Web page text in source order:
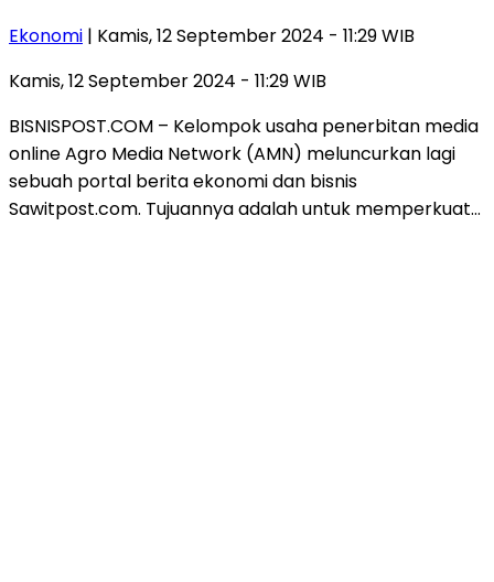
Ekonomi | Kamis, 12 September 2024 - 11:29 WIB
Kamis, 12 September 2024 - 11:29 WIB
BISNISPOST.COM – Kelompok usaha penerbitan media
online Agro Media Network (AMN) meluncurkan lagi
sebuah portal berita ekonomi dan bisnis
Sawitpost.com. Tujuannya adalah untuk memperkuat…